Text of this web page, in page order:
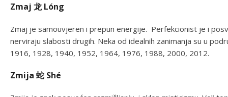
Zmaj 龙 Lóng
Zmaj je samouvjeren i prepun energije. Perfekcionist je i
nerviraju slabosti drugih. Neka od idealnih zanimanja su u
1916, 1928, 1940, 1952, 1964, 1976, 1988, 2000, 2012.
Zmija 蛇 Shé